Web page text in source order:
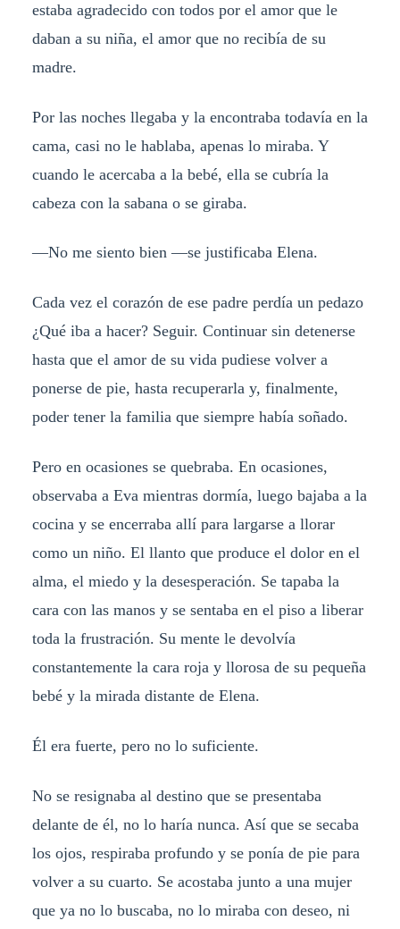
estaba agradecido con todos por el amor que le
daban a su niña, el amor que no recibía de su
madre.
Por las noches llegaba y la encontraba todavía en la
cama, casi no le hablaba, apenas lo miraba. Y
cuando le acercaba a la bebé, ella se cubría la
cabeza con la sabana o se giraba.
—No me siento bien —se justificaba Elena.
Cada vez el corazón de ese padre perdía un pedazo
¿Qué iba a hacer? Seguir. Continuar sin detenerse
hasta que el amor de su vida pudiese volver a
ponerse de pie, hasta recuperarla y, finalmente,
poder tener la familia que siempre había soñado.
Pero en ocasiones se quebraba. En ocasiones,
observaba a Eva mientras dormía, luego bajaba a la
cocina y se encerraba allí para largarse a llorar
como un niño. El llanto que produce el dolor en el
alma, el miedo y la desesperación. Se tapaba la
cara con las manos y se sentaba en el piso a liberar
toda la frustración. Su mente le devolvía
constantemente la cara roja y llorosa de su pequeña
bebé y la mirada distante de Elena.
Él era fuerte, pero no lo suficiente.
No se resignaba al destino que se presentaba
delante de él, no lo haría nunca. Así que se secaba
los ojos, respiraba profundo y se ponía de pie para
volver a su cuarto. Se acostaba junto a una mujer
que ya no lo buscaba, no lo miraba con deseo, ni